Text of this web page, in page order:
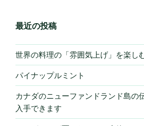
最近の投稿
世界の料理の「雰囲気上げ」を楽し
パイナップルミント
カナダのニューファンドランド島の
入手できます